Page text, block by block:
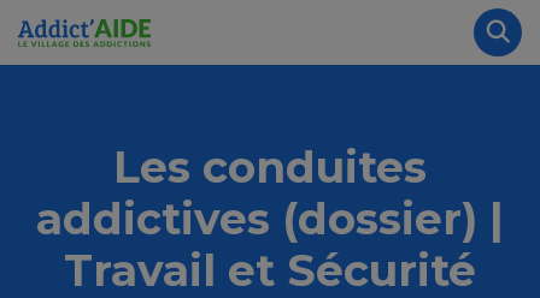
Aller au contenu principal
Les conduites
addictives (dossier) |
Travail et Sécurité
Panneau de gestion des cookies